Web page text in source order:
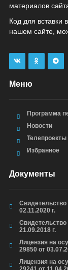
материалов
Код для вставки
нашем сайте,
Меню
Программа
Новости
Телепроекты
Избранное
Документы
02.11.2020 г.
21.09.2018 г.
Лицензия на
29850 от
Лицензия на